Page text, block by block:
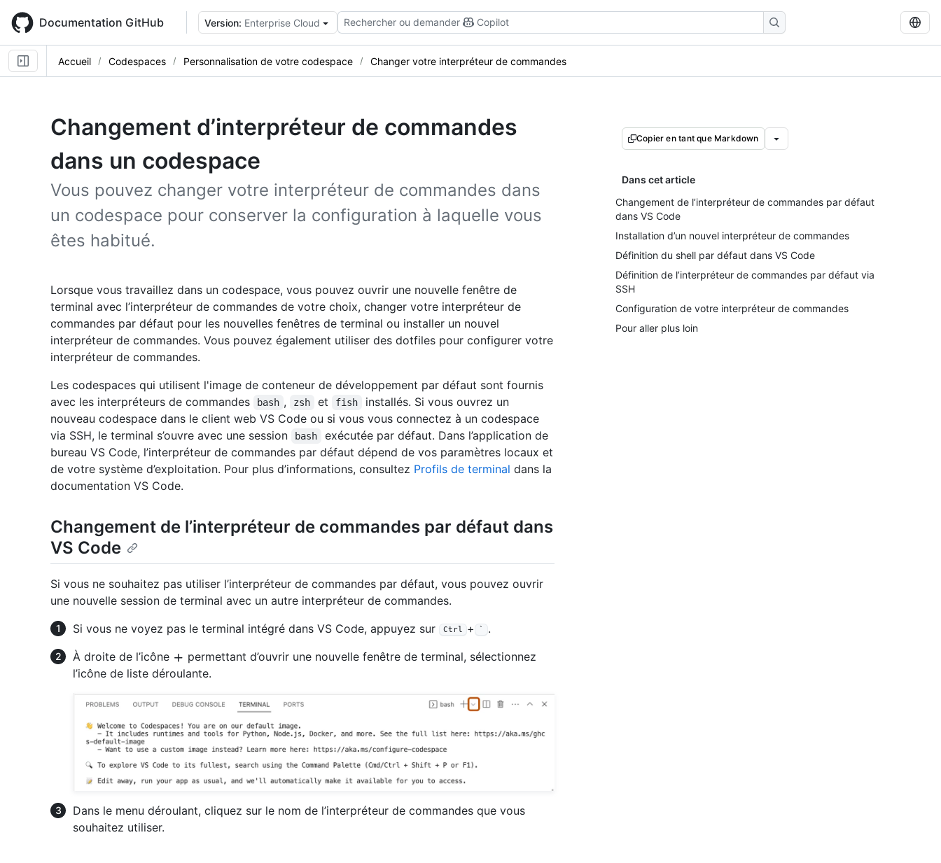
main
content
Documentation GitHub Version: Enterprise Cloud Rechercher ou demander Copilot
Accueil Codespaces Personnalisation de votre codespace Changer votre interpréteur de commandes
Changement d’interpréteur de commandes
dans un codespace
Vous pouvez changer votre interpréteur de commandes dans
un codespace pour conserver la configuration à laquelle vous
êtes habitué.
Copier en tant que Markdown
Dans cet article
Changement de l’interpréteur de commandes par défaut
dans VS Code
Installation d’un nouvel interpréteur de commandes
Définition du shell par défaut dans VS Code
Définition de l’interpréteur de commandes par défaut via
SSH
Configuration de votre interpréteur de commandes
Pour aller plus loin
Lorsque vous travaillez dans un codespace, vous pouvez ouvrir une nouvelle fenêtre de
terminal avec l’interpréteur de commandes de votre choix, changer votre interpréteur de
commandes par défaut pour les nouvelles fenêtres de terminal ou installer un nouvel
interpréteur de commandes. Vous pouvez également utiliser des dotfiles pour configurer votre
interpréteur de commandes.
Les codespaces qui utilisent l'image de conteneur de développement par défaut sont fournis
avec les interpréteurs de commandes
bash , zsh et fish
installés. Si vous ouvrez un
nouveau codespace dans le client web VS Code ou si vous vous connectez à un codespace
via SSH, le terminal s’ouvre avec une session
bash
exécutée par défaut. Dans l’application de
bureau VS Code, l’interpréteur de commandes par défaut dépend de vos paramètres locaux et
de votre système d’exploitation. Pour plus d’informations, consultez Profils de terminal dans la
documentation VS Code.
Changement de l’interpréteur de commandes par défaut dans
VS Code
Si vous ne souhaitez pas utiliser l’interpréteur de commandes par défaut, vous pouvez ouvrir
une nouvelle session de terminal avec un autre interpréteur de commandes.
Si vous ne voyez pas le terminal intégré dans VS Code, appuyez sur
Ctrl + `
.
À droite de l’icône
permettant d’ouvrir une nouvelle fenêtre de terminal, sélectionnez
l’icône de liste déroulante.
Dans le menu déroulant, cliquez sur le nom de l’interpréteur de commandes que vous
souhaitez utiliser.